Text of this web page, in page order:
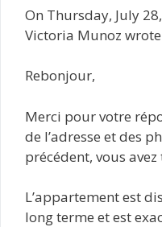
On Thursday, July
Victoria Munoz
Rebonjour,
Merci pour votre
de l’adresse et des
précédent, vous
L’appartement est
long terme et est